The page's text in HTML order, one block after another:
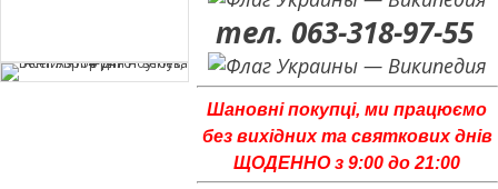
тел. 063-318-97-55
Шановні покупці, ми працюємо
без вихідних та святкових днів
ЩОДЕННО з 9:00 до 21:00